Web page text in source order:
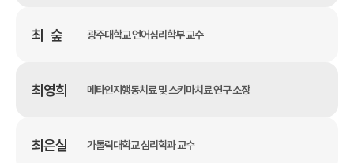
최 숲 광주대학교 언어심리학부 교수
최영희 메타인지행동치료 및 스키마치료 연구 소장
최은실 가톨릭대학교 심리학과 교수